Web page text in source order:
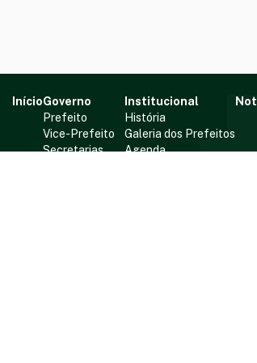
InícioGoverno
Prefeito
Vice-Prefeito
Secretarias
Institucional
História
Galeria dos Prefeitos
Agenda